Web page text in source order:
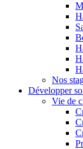
Nos
Développer
Vie de